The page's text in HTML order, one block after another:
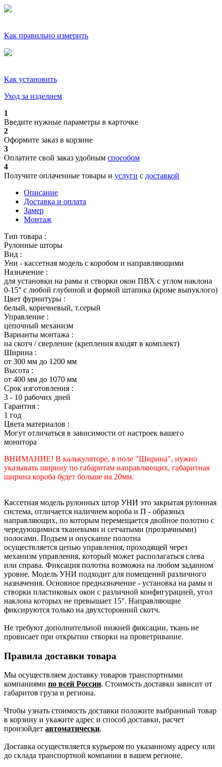
Как правильно измерить
Как установить
Уход за изделием
1
Введите нужные параметры в карточке
2
Оформите заказ в корзине
3
Оплатите свой заказ удобным способом
4
Получите оплаченные товары и услуги с доставкой
Описание
Доставка и оплата
Замер
Монтаж
Тип товара :
Рулонные шторы
Вид :
Уни - кассетная модель с коробом и направляющими
Назначение :
для установки на рамы и створки окон ПВХ с углом наклона
0-15° с любой глубиной и формой штапика (кроме выпуклого)
Цвет фурнитуры :
белый, коричневый, т.серый
Управление :
цепочный механизм
Варианты монтажа :
на скотч / сверление (крепления входят в комплект)
Ширина :
от 300 мм до 1200 мм
Высота :
от 400 мм до 1070 мм
Срок изготовления :
3 - 10 рабочих дней
Гарантия :
1 год
Цвета материалов :
Могут отличаться в зависимости от настроек вашего
монитора
ВНИМАНИЕ! В калькуляторе, в поле "Ширина", нужно
указывать ширину по габаритам направляющих, габаритная
ширина короба будет больше на 20мм.
Кассетная модель рулонных штор УНИ это закрытая рулонная
система, отличается наличием короба и П - образных
направляющих, по которым перемещается двойное полотно с
чередующимися тканевыми и сетчатыми (прозрачными)
полосами. Подъем и опускание полотна
осуществляется цепью управления, проходящей через
механизм управления, который может располагаться слева
или справа. Фиксация полотна возможна на любом заданном
уровне. Модель УНИ подходит для помещений различного
назначения. Основное предназначение - установка на рамы и
створки пластиковых окон с различной конфигурацией, угол
наклона которых не превышает 15°. Направляющие
фиксируются только на двухсторонний скотч.
Не требуют дополнительной нижней фиксации, ткань не
провисает при открытии створки на проветривание.
Правила доставки товара
Мы осуществляем доставку товаров транспортными
компаниями по всей России. Стоимость доставки зависит от
габаритов груза и региона.
Чтобы узнать стоимость доставки положите выбранный товар
в корзину и укажите адрес и способ доставки, расчет
произойдет автоматически.
Доставка осуществляется курьером по указанному адресу или
до склада транспортной компании в вашем регионе.